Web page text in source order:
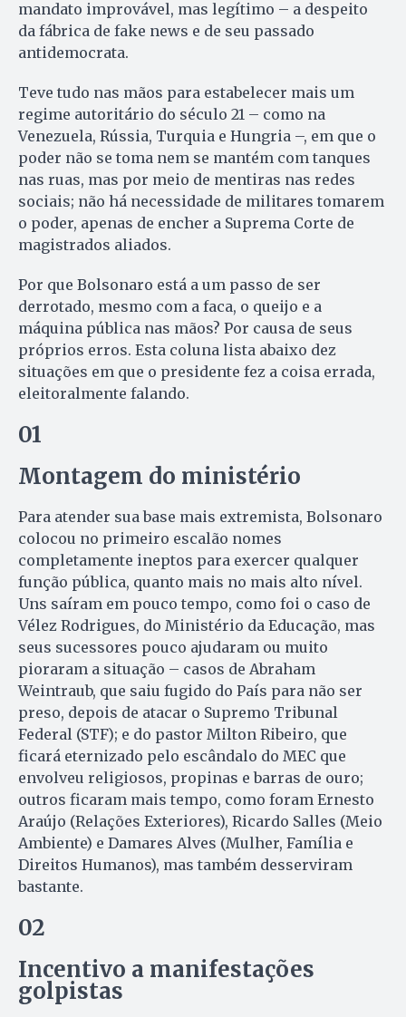
mandato improvável, mas legítimo – a despeito
da fábrica de fake news e de seu passado
antidemocrata.
Teve tudo nas mãos para estabelecer mais um
regime autoritário do século 21 – como na
Venezuela, Rússia, Turquia e Hungria –, em que o
poder não se toma nem se mantém com tanques
nas ruas, mas por meio de mentiras nas redes
sociais; não há necessidade de militares tomarem
o poder, apenas de encher a Suprema Corte de
magistrados aliados.
Por que Bolsonaro está a um passo de ser
derrotado, mesmo com a faca, o queijo e a
máquina pública nas mãos? Por causa de seus
próprios erros. Esta coluna lista abaixo dez
situações em que o presidente fez a coisa errada,
eleitoralmente falando.
01
Montagem do ministério
Para atender sua base mais extremista, Bolsonaro
colocou no primeiro escalão nomes
completamente ineptos para exercer qualquer
função pública, quanto mais no mais alto nível.
Uns saíram em pouco tempo, como foi o caso de
Vélez Rodrigues, do Ministério da Educação, mas
seus sucessores pouco ajudaram ou muito
pioraram a situação – casos de Abraham
Weintraub, que saiu fugido do País para não ser
preso, depois de atacar o Supremo Tribunal
Federal (STF); e do pastor Milton Ribeiro, que
ficará eternizado pelo escândalo do MEC que
envolveu religiosos, propinas e barras de ouro;
outros ficaram mais tempo, como foram Ernesto
Araújo (Relações Exteriores), Ricardo Salles (Meio
Ambiente) e Damares Alves (Mulher, Família e
Direitos Humanos), mas também desserviram
bastante.
02
Incentivo a manifestações
golpistas